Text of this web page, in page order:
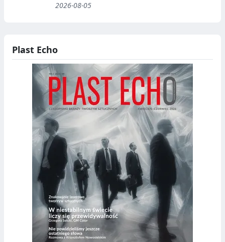
2026-08-05
Plast Echo